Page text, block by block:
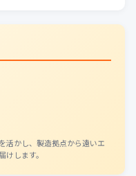
活かし、製造拠点から遠いエ
します。